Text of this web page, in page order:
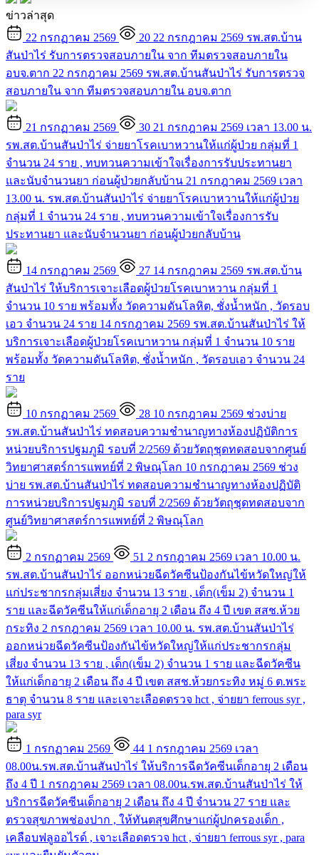
ข่าวล่าสุด
22 กรกฏาคม 2569
20 22 กรกฎาคม 2569 รพ.สต.บ้าน
สันป่าไร่ รับการตรวจสอบภายใน จาก ทีมตรวจสอบภายใน
อบจ.ตาก 22 กรกฎาคม 2569 รพ.สต.บ้านสันป่าไร่ รับการตรวจ
สอบภายใน จาก ทีมตรวจสอบภายใน อบจ.ตาก
21 กรกฏาคม 2569 30 21 กรกฎาคม 2569 เวลา 13.00 น.
รพ.สต.บ้านสันป่าไร่ จ่ายยาโรคเบาหวานให้แก่ผู้ป่วย กลุ่มที่ 1
จำนวน 24 ราย , ทบทวนความเข้าใจเรื่องการรับประทานยา
และนับจำนวนยา ก่อนผู้ป่วยกลับบ้าน 21 กรกฎาคม 2569 เวลา
13.00 น. รพ.สต.บ้านสันป่าไร่ จ่ายยาโรคเบาหวานให้แก่ผู้ป่วย
กลุ่มที่ 1 จำนวน 24 ราย , ทบทวนความเข้าใจเรื่องการรับ
ประทานยา และนับจำนวนยา ก่อนผู้ป่วยกลับบ้าน
14 กรกฏาคม 2569 27 14 กรกฎาคม 2569 รพ.สต.บ้าน
สันป่าไร่ ให้บริการเจาะเลือดผู้ป่วยโรคเบาหวาน กลุ่มที่ 1
จำนวน 10 ราย พร้อมทั้ง วัดความดันโลหิต, ชั่งน้ำหนัก , วัดรอบ
เอว จำนวน 24 ราย 14 กรกฎาคม 2569 รพ.สต.บ้านสันป่าไร่ ให้
บริการเจาะเลือดผู้ป่วยโรคเบาหวาน กลุ่มที่ 1 จำนวน 10 ราย
พร้อมทั้ง วัดความดันโลหิต, ชั่งน้ำหนัก , วัดรอบเอว จำนวน 24
ราย
10 กรกฏาคม 2569 28 10 กรกฎาคม 2569 ช่วงบ่าย
รพ.สต.บ้านสันป่าไร่ ทดสอบความชำนาญทางห้องปฏิบัติการ
หน่วยบริการปฐมภูมิ รอบที่ 2/2569 ด้วยวัตถุชุดทดสอบจากศูนย์
วิทยาศาสตร์การแพทย์ที่ 2 พิษณุโลก 10 กรกฎาคม 2569 ช่วง
บ่าย รพ.สต.บ้านสันป่าไร่ ทดสอบความชำนาญทางห้องปฏิบัติ
การหน่วยบริการปฐมภูมิ รอบที่ 2/2569 ด้วยวัตถุชุดทดสอบจาก
ศูนย์วิทยาศาสตร์การแพทย์ที่ 2 พิษณุโลก
2 กรกฏาคม 2569 51 2 กรกฎาคม 2569 เวลา 10.00 น.
รพ.สต.บ้านสันป่าไร่ ออกหน่วยฉีดวัคซีนป้องกันไข้หวัดใหญ่ให้
แก่ประชากรกลุ่มเสี่ยง จำนวน 13 ราย , เด็ก(เข็ม 2) จำนวน 1
ราย และฉีดวัคซีนให้แก่เด็กอายุ 2 เดือน ถึง 4 ปี เขต สสช.ห้วย
กระทิง 2 กรกฎาคม 2569 เวลา 10.00 น. รพ.สต.บ้านสันป่าไร่
ออกหน่วยฉีดวัคซีนป้องกันไข้หวัดใหญ่ให้แก่ประชากรกลุ่ม
เสี่ยง จำนวน 13 ราย , เด็ก(เข็ม 2) จำนวน 1 ราย และฉีดวัคซีน
ให้แก่เด็กอายุ 2 เดือน ถึง 4 ปี เขต สสช.ห้วยกระทิง หมู่ 6 ต.พระ
ธาตุ จำนวน 8 ราย และเจาะเลือดตรวจ hct , จ่ายยา ferrous syr ,
para syr
1 กรกฏาคม 2569 44 1 กรกฎาคม 2569 เวลา
08.00น.รพ.สต.บ้านสันป่าไร่ ให้บริการฉีดวัคซีนเด็กอายุ 2 เดือน
ถึง 4 ปี 1 กรกฎาคม 2569 เวลา 08.00น.รพ.สต.บ้านสันป่าไร่ ให้
บริการฉีดวัคซีนเด็กอายุ 2 เดือน ถึง 4 ปี จำนวน 27 ราย และ
ตรวจสุขภาพช่องปาก , ให้ทันตสุขศึกษาแก่ผู้ปกครองเด็ก ,
เคลือบฟลูออไรด์ , เจาะเลือดตรวจ hct , จ่ายยา ferrous syr , para